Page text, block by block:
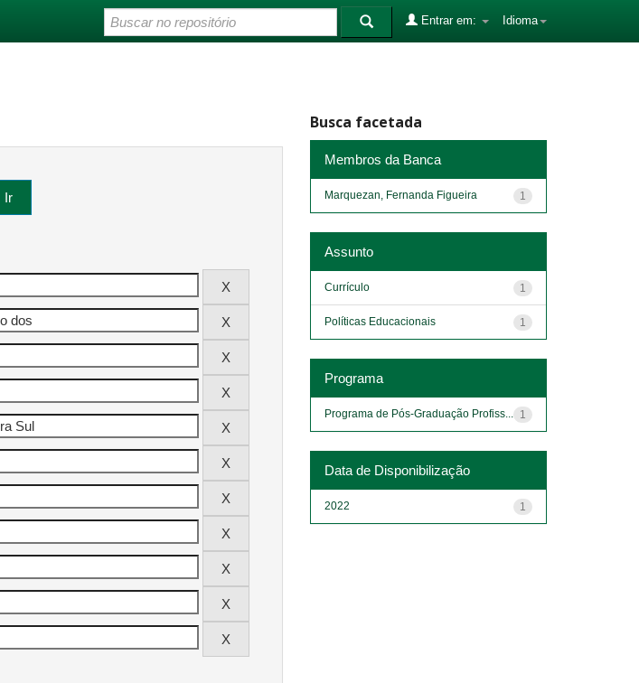
Idioma
Entrar em:
Busca facetada
Membros da Banca
1
Marquezan, Fernanda Figueira
Assunto
1
Currículo
1
Políticas Educacionais
Programa
1
Programa de Pós-Graduação Profiss...
Data de Disponibilização
1
2022